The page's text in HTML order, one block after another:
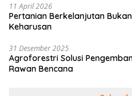
11 April 2026
Pertanian Berkelanjutan
Keharusan
31 Desember 2025
Agroforestri Solusi
Rawan Bencana